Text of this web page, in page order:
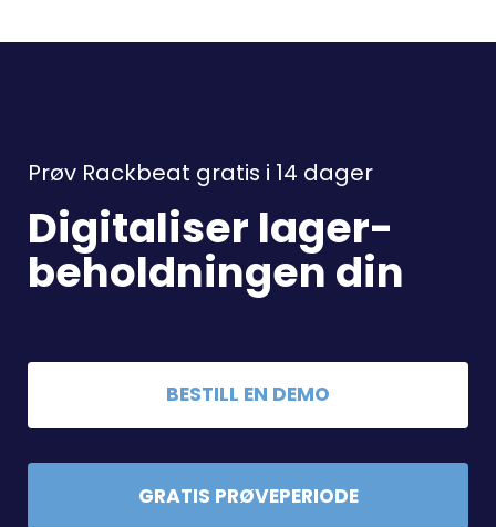
Prøv Rackbeat gratis i 14 dager
Digitaliser lager-
beholdningen din
BESTILL EN DEMO
GRATIS PRØVEPERIODE